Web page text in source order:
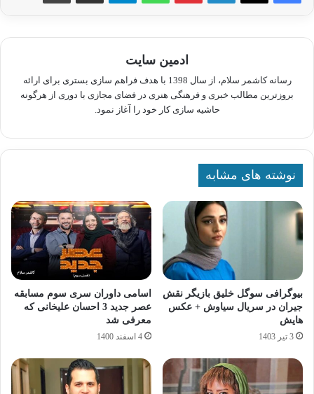
ادمین سایت
رسانه کاشمر سلام، از سال 1398 با هدف فراهم سازی بستری برای ارائه
بروزترین مطالب خبری و فرهنگی هنری در فضای مجازی با دوری از هرگونه
حاشیه سازی کار خود را آغاز نمود.
نوشته های مشابه
بیوگرافی سوگل خلیق بازیگر نقش
جیران در سریال سیاوش + عکس
هایش
3 تیر 1403
اسامی داوران سری سوم مسابقه
عصر جدید 3 احسان علیخانی که
معرفی شد
4 اسفند 1400